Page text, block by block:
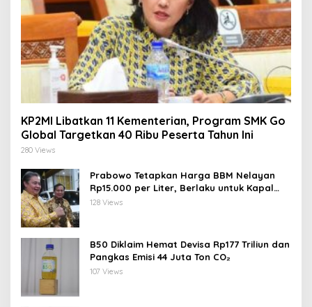
KP2MI Libatkan 11 Kementerian, Program SMK Go
Global Targetkan 40 Ribu Peserta Tahun Ini
280 Views
Prabowo Tetapkan Harga BBM Nelayan
Rp15.000 per Liter, Berlaku untuk Kapal
30-200 GT
128 Views
B50 Diklaim Hemat Devisa Rp177 Triliun dan
Pangkas Emisi 44 Juta Ton CO₂
107 Views